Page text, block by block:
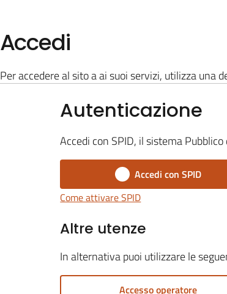
Accedi
Per accedere al sito a ai suoi servizi, utilizza una
Autenticazione
Accedi con SPID, il sistema
Accedi con SPID
Come attivare SPID
Altre utenze
In alternativa puoi utilizzare le
Accesso operatore